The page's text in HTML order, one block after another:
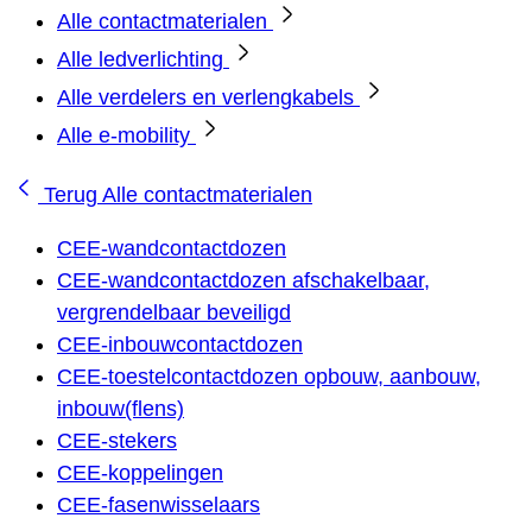
Alle contactmaterialen
Alle ledverlichting
Alle verdelers en verlengkabels
Alle e-mobility
Terug Alle contactmaterialen
CEE-wandcontactdozen
CEE-wandcontactdozen afschakelbaar,
vergrendelbaar beveiligd
CEE-inbouwcontactdozen
CEE-toestelcontactdozen opbouw, aanbouw,
inbouw(flens)
CEE-stekers
CEE-koppelingen
CEE-fasenwisselaars